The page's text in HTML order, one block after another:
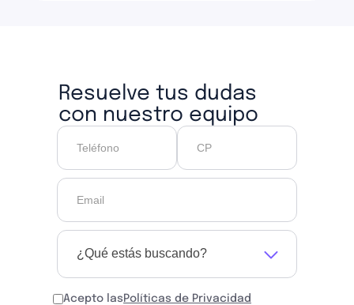
Resuelve tus dudas
con nuestro equipo
¿Qué estás buscando?
Acepto las Políticas de Privacidad